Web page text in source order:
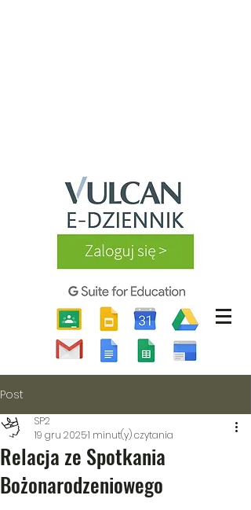
Post
Relacja ze Spotkania
Bożonarodzeniowego
SP2
19 gru 20251 minut(y) czytania